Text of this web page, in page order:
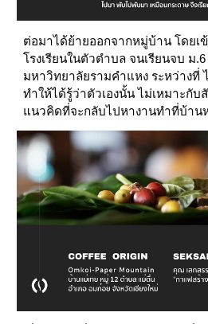
ต่อมาได้ย้ายออกจากหมู่บ้าน โดยเ
โรงเรียนในตัวตำบล จนเรียนจบ ม
มหาวิทยาลัยรามคำแหง ระหว่างที่
ทำให้ได้รู้ว่าตัวเองนั้น ไม่เหมาะกับสั
แนวคิดที่จะกลับไปหางานทำที่บ้าน